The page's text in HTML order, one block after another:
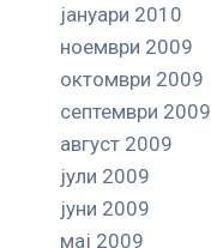
јануари 2010
ноември 2009
октомври 2009
септември 2009
август 2009
јули 2009
јуни 2009
мај 2009